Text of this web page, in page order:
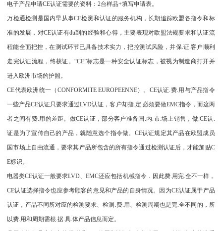
电子产品申请CE认证需要的资料：2台样品+填写申请表。
万检通检测是国内早从事CE检测和认证的服务机构，长期追踪欧盟各指令和标
准的发展，对CE认证有du到的经验和心得，主要表现对欧盟法规要求和认证流
程能全面把控，在测试环节已具备技术实力，把控测试风险，并保.证.客户顺利
走完认证流程，终获证。“CE”标志是一种安全认证标志，被视为制造商打开并
进入欧洲市场的护照。
CE代表欧洲统一（CONFORMITE EUROPEENNE）。CE认证.费.用与产品指令
一些产品CE认证只要求通过LVD认证，客户却指.定.必须要做EMC指令，而这两
者之间有费.用的差距。做CE认证，部分客户准备国.内.市.场上销售，做.CE认.
证是为了宣传自己的产品，就随意选个指令做。CE认证规定其产品在欧盟成员
国市场上自由流通，要求其产品所包含的所有指令通过检测认证后，才能加贴C
E标识。
电器类CE认证一般要求LVD、EMC还应包括机械指令．因此费.用完.全不一样，
CE认证选择指令也应参考顾客的意见和产品的自身情况。因为CE认证属于产品
认证，产品不同所对应的检测要求、检测.费.用、检测周期也是完.全不同的，所
以费.用和周期需根.据.具.体产品信息而定。